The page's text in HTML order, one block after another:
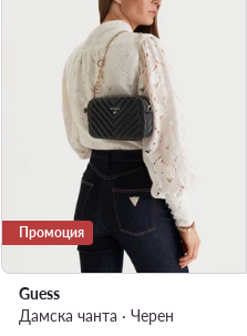
Промоция
Guess
Дамска чанта · Черен